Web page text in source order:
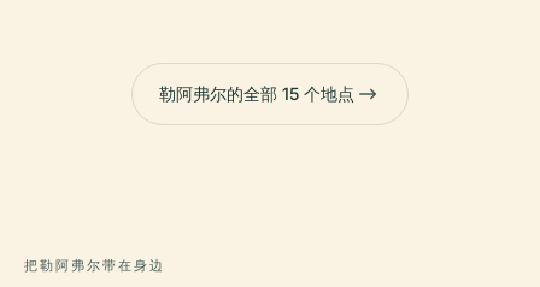
勒阿弗尔的全部 15 个地点
把勒阿弗尔带在身边